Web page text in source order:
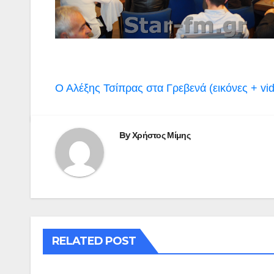
Πλοήγηση
Ο Αλέξης Τσίπρας στα Γρεβενά (εικόνες +
ByΧρήστος Μίμης
RELATED POST